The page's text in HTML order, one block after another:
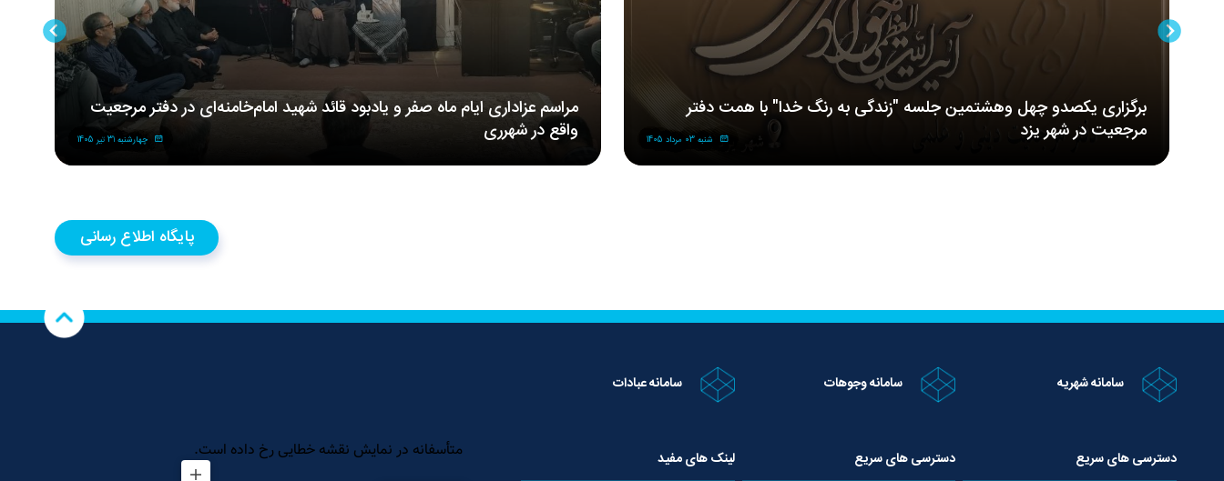
برگزاری یکصدو چهل وهشتمین جلسه "زندگی به رنگ خدا" با همت دفتر
مرجعیت در شهر یزد
شنبه 03 مرداد 1405
مراسم‌ عزاداری‌ ایام ماه صفر و یادبود قائد شهید امام‌خامنه‌ای در دفتر مرجعیت
واقع در شهرری
چهارشنبه 31 تیر 1405
پایگاه اطلاع رسانی
سامانه شهریه سامانه وجوهات سامانه عبادات
دسترسی های سریع دسترسی های سریع لینک های مفید